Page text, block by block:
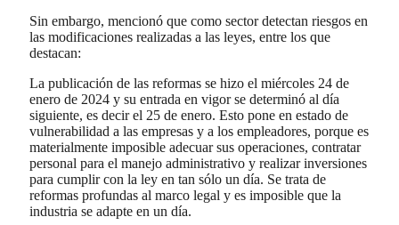
Sin embargo, mencionó que como sector detectan riesgos en
las modificaciones realizadas a las leyes, entre los que
destacan:
La publicación de las reformas se hizo el miércoles 24 de
enero de 2024 y su entrada en vigor se determinó al día
siguiente, es decir el 25 de enero. Esto pone en estado de
vulnerabilidad a las empresas y a los empleadores, porque es
materialmente imposible adecuar sus operaciones, contratar
personal para el manejo administrativo y realizar inversiones
para cumplir con la ley en tan sólo un día. Se trata de
reformas profundas al marco legal y es imposible que la
industria se adapte en un día.